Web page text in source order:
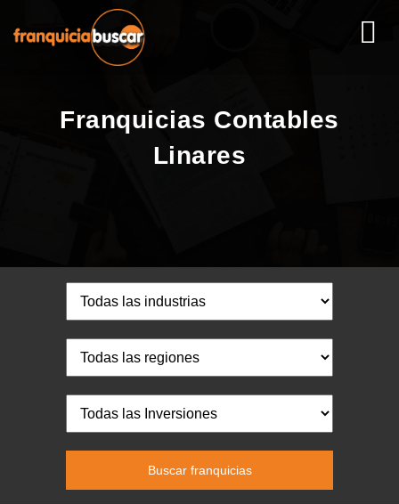
Franquicias Contables
Linares